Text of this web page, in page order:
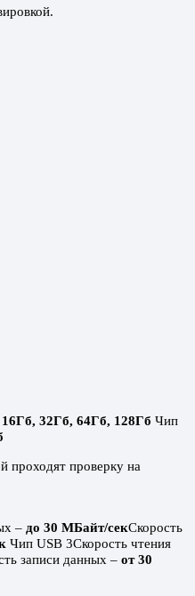
32Гб, 64Гб, 128Гб Чип
проходят проверку на
– до 30 МБайт/секСкорость
Чип USB 3Скорость чтения
записи данных – от 30